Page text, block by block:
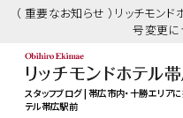
（ 重要なお知らせ ）リッチモ
号変更
スタッフブログ | 帯広市内・十勝エリアに
テル帯広駅前